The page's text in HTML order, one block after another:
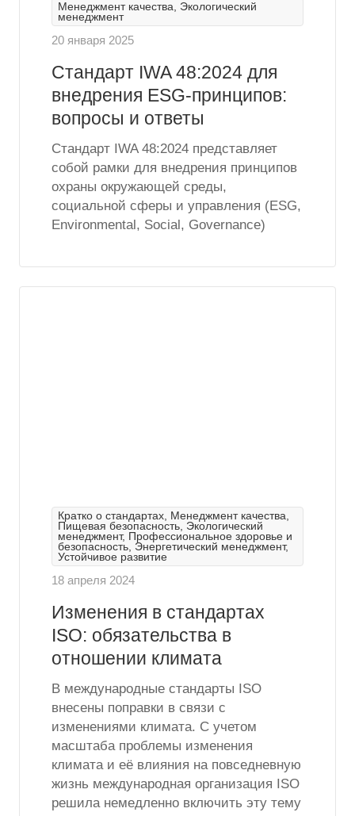
Менеджмент качества, Экологический
менеджмент
20 января 2025
Стандарт IWA 48:2024 для
внедрения ESG-принципов:
вопросы и ответы
Стандарт IWA 48:2024 представляет
собой рамки для внедрения принципов
охраны окружающей среды,
социальной сферы и управления (ESG,
Environmental, Social, Governance)
Кратко о стандартах, Менеджмент качества,
Пищевая безопасность, Экологический
менеджмент, Профессиональное здоровье и
безопасность, Энергетический менеджмент,
Устойчивое развитие
18 апреля 2024
Изменения в стандартах
ISO: обязательства в
отношении климата
В международные стандарты ISO
внесены поправки в связи с
изменениями климата. C учетом
масштаба проблемы изменения
климата и её влияния на повседневную
жизнь международная организация ISO
решила немедленно включить эту тему